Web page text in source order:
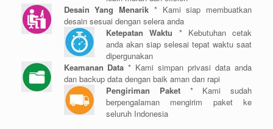
Desain Yang Menarik * Kami siap membuatkan
desain sesuai dengan selera anda
Ketepatan Waktu * Kebutuhan cetak
anda akan siap selesai tepat waktu saat
dipergunakan
Keamanan Data * Kami simpan privasi data anda
dan backup data dengan baik aman dan rapi
Pengiriman Paket* Kami sudah
berpengalaman mengirim paket ke
seluruh Indonesia